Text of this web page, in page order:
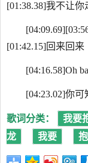
[01:38.38]我不让你
[01:42.15]回来回来
[04:16.58]Oh
[04:23.02]你
歌词分类： 我要
龙
我要